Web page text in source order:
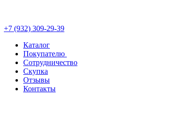
+7 (932) 309-29-39
Каталог
Покупателю
Сотрудничество
Скупка
Отзывы
Контакты